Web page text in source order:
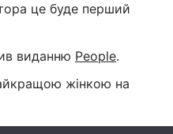
це буде перший
виданню People.
жінкою на